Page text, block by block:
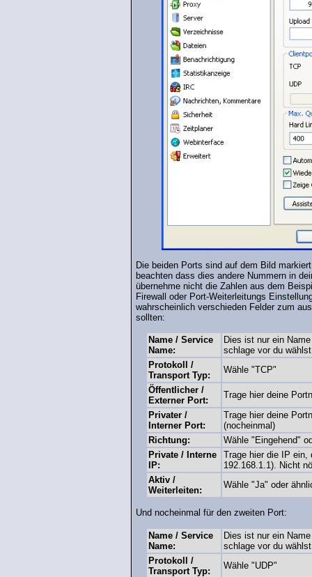
Die beiden Ports sind auf dem Bild
beachten dass dies andere Nummern in
übernehme nicht die Zahlen aus dem
Firewall oder Port-Weiterleitungs
wahrscheinlich verschieden Felder zum
sollten:
Name / Service
Name:
Dies ist nur ein
schlage vor du
Protokoll /
Transport Typ:
Wähle "TCP"
Öffentlicher /
Externer Port:
Trage hier deine
Privater /
Interner Port:
Trage hier deine
(nocheinmal)
Richtung:
Wähle "Eingehend"
Private / Interne
IP:
Trage hier die IP ein,
192.168.1.1). Nicht
Aktiv /
Weiterleiten:
Wähle "Ja" oder
Und nocheinmal für den zweiten Port:
Name / Service
Name:
Dies ist nur ein
schlage vor du
Protokoll /
Transport Typ:
Wähle "UDP"